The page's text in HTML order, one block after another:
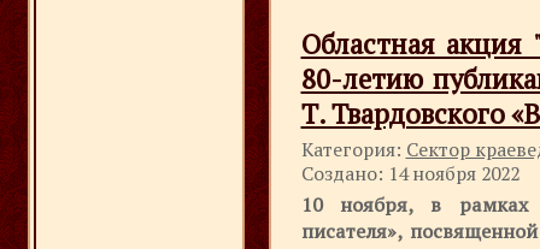
Областная
80-летию
Т. Твардовского
Категория: Сектор
Создано: 14 ноября 2022
10 ноября, в рамках
писателя»,